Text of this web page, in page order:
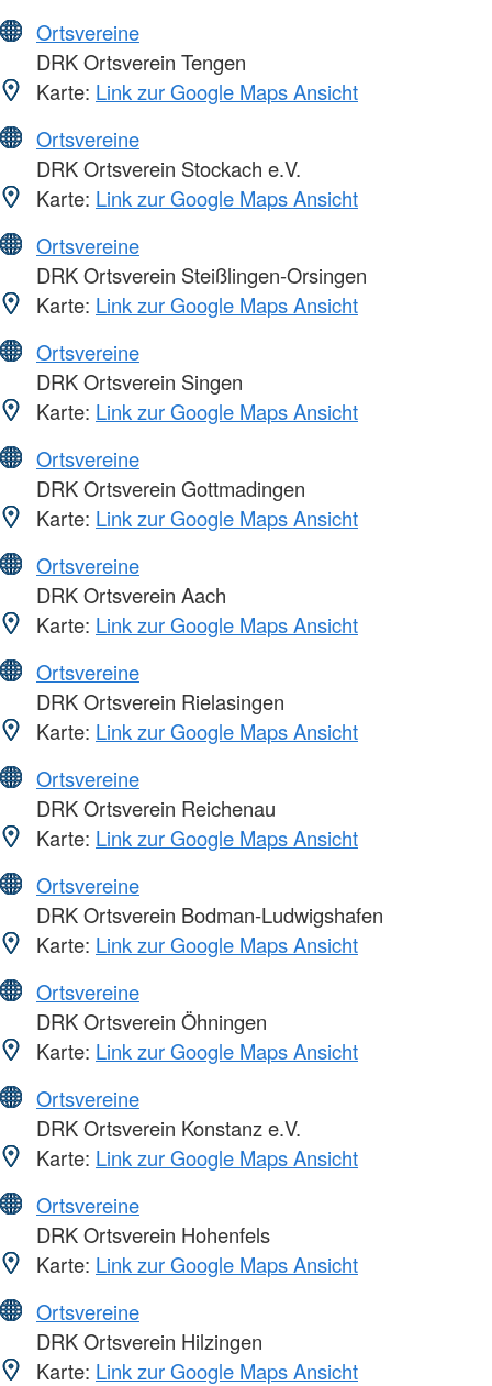
Ortsvereine
DRK Ortsverein Tengen
Karte: Link zur Google Maps Ansicht
Ortsvereine
DRK Ortsverein Stockach e.V.
Karte: Link zur Google Maps Ansicht
Ortsvereine
DRK Ortsverein Steißlingen-Orsingen
Karte: Link zur Google Maps Ansicht
Ortsvereine
DRK Ortsverein Singen
Karte: Link zur Google Maps Ansicht
Ortsvereine
DRK Ortsverein Gottmadingen
Karte: Link zur Google Maps Ansicht
Ortsvereine
DRK Ortsverein Aach
Karte: Link zur Google Maps Ansicht
Ortsvereine
DRK Ortsverein Rielasingen
Karte: Link zur Google Maps Ansicht
Ortsvereine
DRK Ortsverein Reichenau
Karte: Link zur Google Maps Ansicht
Ortsvereine
DRK Ortsverein Bodman-Ludwigshafen
Karte: Link zur Google Maps Ansicht
Ortsvereine
DRK Ortsverein Öhningen
Karte: Link zur Google Maps Ansicht
Ortsvereine
DRK Ortsverein Konstanz e.V.
Karte: Link zur Google Maps Ansicht
Ortsvereine
DRK Ortsverein Hohenfels
Karte: Link zur Google Maps Ansicht
Ortsvereine
DRK Ortsverein Hilzingen
Karte: Link zur Google Maps Ansicht